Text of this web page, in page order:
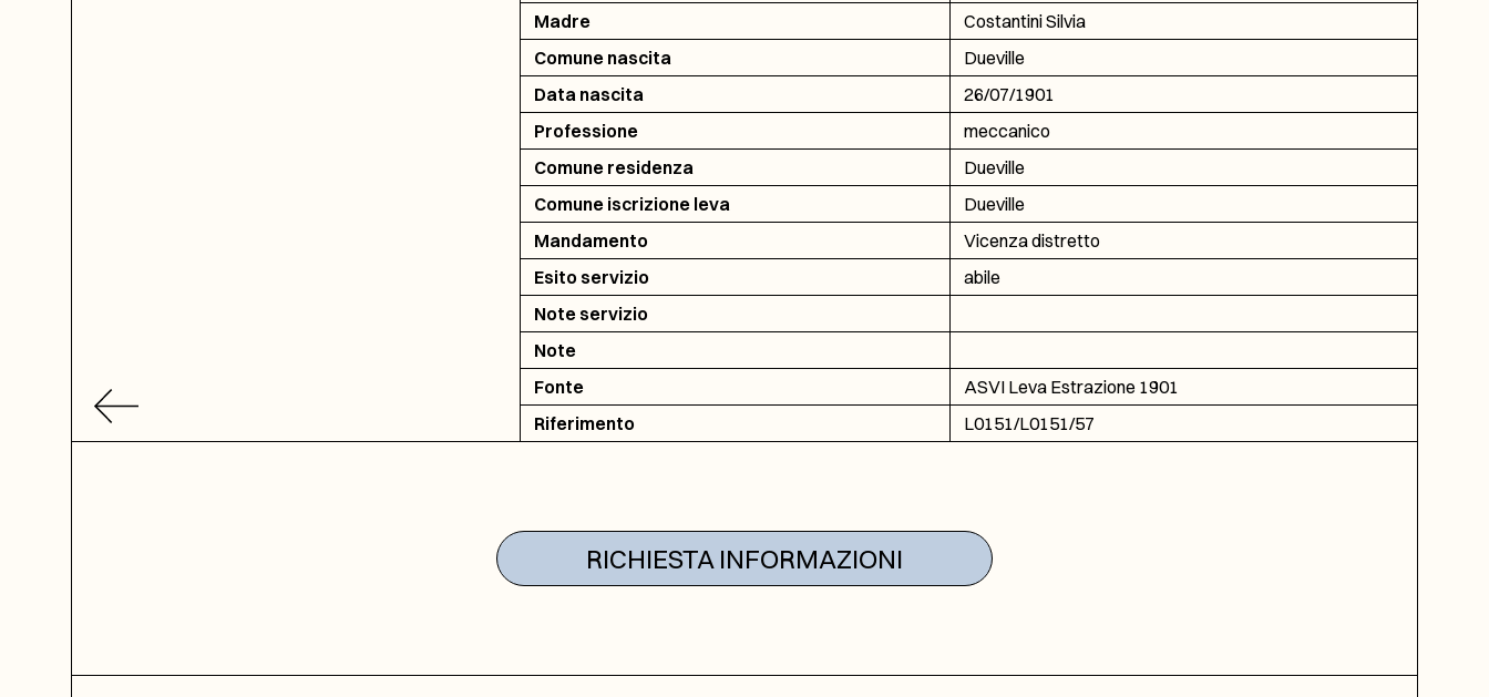
Madre
Costantini Silvia
Comune nascita
Dueville
Data nascita
26/07/1901
Professione
meccanico
Comune residenza
Dueville
Comune iscrizione leva
Dueville
Mandamento
Vicenza distretto
Esito servizio
abile
Note servizio
Note
Fonte
ASVI Leva Estrazione 1901
Riferimento
L0151/L0151/57
RICHIESTA INFORMAZIONI